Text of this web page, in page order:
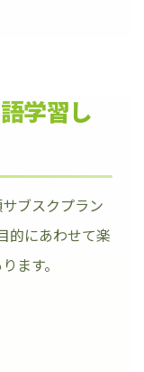
学習し
ブスクプラン
的にあわせて楽
ます。